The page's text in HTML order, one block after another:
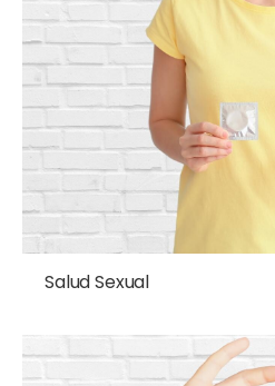
Salud Sexual